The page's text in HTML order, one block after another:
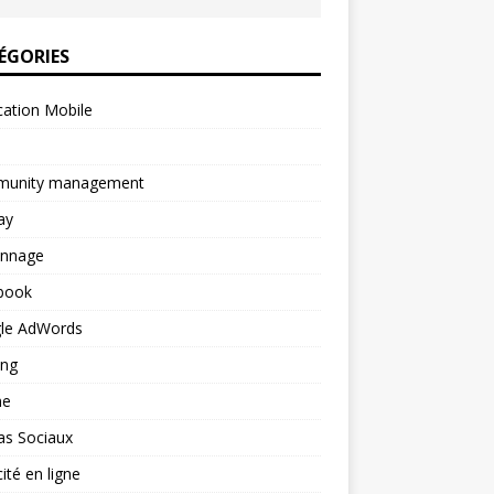
Mobile
management
AdWords
Sociaux
en ligne